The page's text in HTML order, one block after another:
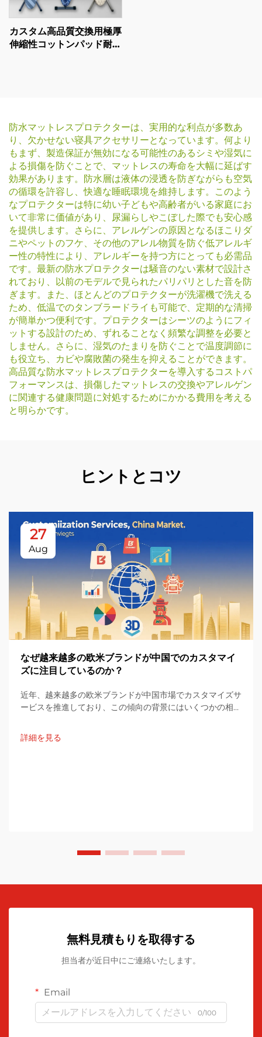
カスタム高品質交換用極厚
伸縮性コットンパッド耐熱
防水マットレスプロテクターは、実用的な利点が多数あ
り、欠かせない寝具アクセサリーとなっています。何より
もまず、製造保証が無効になる可能性のあるシミや湿気に
よる損傷を防ぐことで、マットレスの寿命を大幅に延ばす
効果があります。防水層は液体の浸透を防ぎながらも空気
の循環を許容し、快適な睡眠環境を維持します。このよう
なプロテクターは特に幼い子どもや高齢者がいる家庭にお
いて非常に価値があり、尿漏らしやこぼした際でも安心感
を提供します。さらに、アレルゲンの原因となるほこりダ
ニやペットのフケ、その他のアレル物質を防ぐ低アレルギ
ー性の特性により、アレルギーを持つ方にとっても必需品
です。最新の防水プロテクターは騒音のない素材で設計さ
れており、以前のモデルで見られたパリパリとした音を防
ぎます。また、ほとんどのプロテクターが洗濯機で洗える
ため、低温でのタンブラードライも可能で、定期的な清掃
が簡単かつ便利です。プロテクターはシーツのようにフィ
ットする設計のため、ずれることなく頻繁な調整を必要と
しません。さらに、湿気のたまりを防ぐことで温度調節に
も役立ち、カビや腐敗菌の発生を抑えることができます。
高品質な防水マットレスプロテクターを導入するコストパ
フォーマンスは、損傷したマットレスの交換やアレルゲン
に関連する健康問題に対処するためにかかる費用を考える
と明らかです。
ヒントとコツ
27
Aug
なぜ越来越多の欧米ブランドが中国でのカスタマイ
ズに注目しているのか？
近年、越来越多の欧米ブランドが中国市場でカスタマイズサ
ービスを推進しており、この傾向の背景にはいくつかの相互
について三つの観点から体系的な分析を行う。
詳細を見る
無料見積もりを取得する
担当者が近日中にご連絡いたします。
Email
0/100